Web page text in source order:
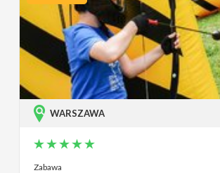
WARSZAWA
Zabawa